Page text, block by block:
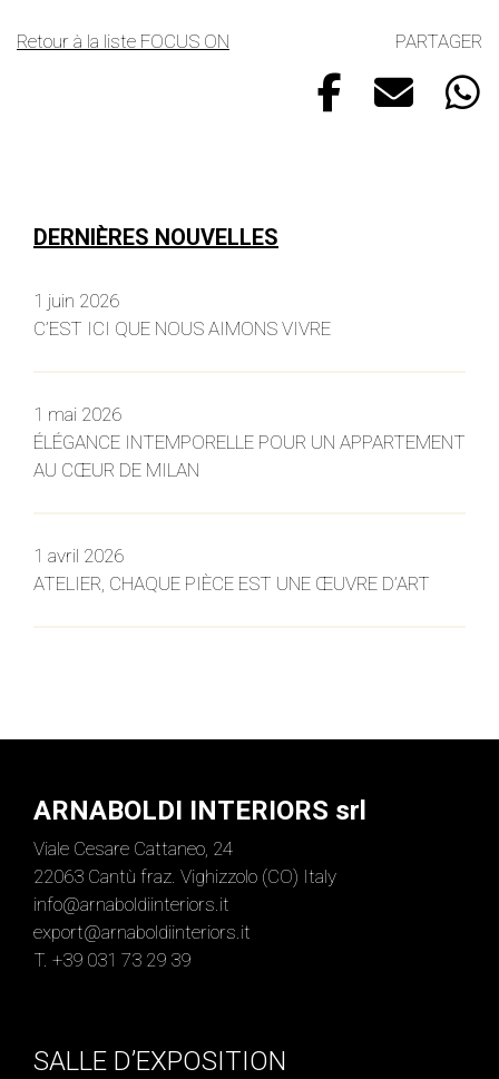
DERNIÈRES NOUVELLES
C’EST ICI QUE NOUS AIMONS VIVRE
1 juin 2026
ÉLÉGANCE INTEMPORELLE POUR UN APPARTEMENT
AU CŒUR DE MILAN
1 mai 2026
ATELIER, CHAQUE PIÈCE EST UNE ŒUVRE D’ART
1 avril 2026
Retour à la liste FOCUS ON PARTAGER
ARNABOLDI INTERIORS srl
Viale Cesare Cattaneo, 24
22063 Cantù fraz. Vighizzolo (CO) Italy
info@arnaboldiinteriors.it
export@arnaboldiinteriors.it
T. +39 031 73 29 39
SALLE D’EXPOSITION